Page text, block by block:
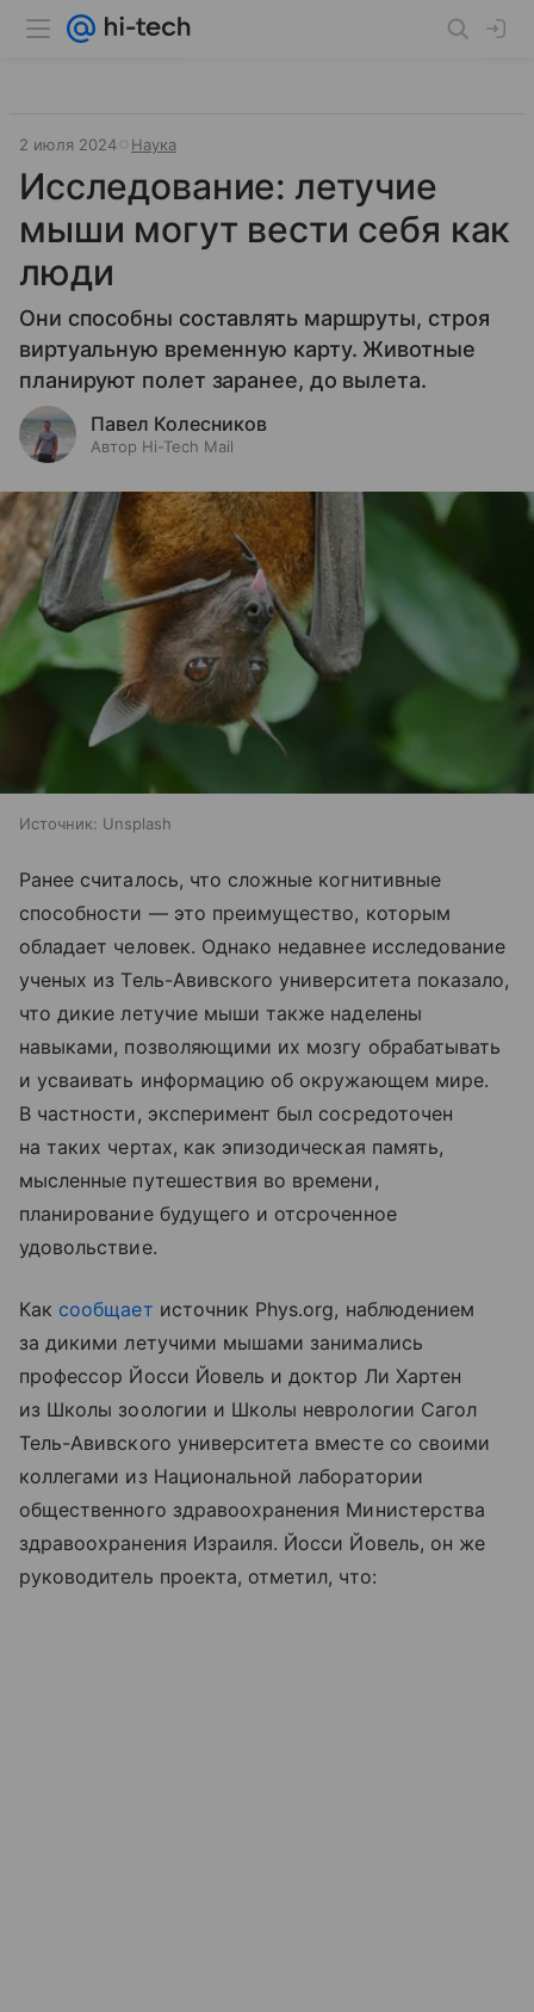
2 июля 2024 Наука
Исследование: летучие
мыши могут вести себя как
люди
Они способны составлять маршруты, строя
виртуальную временную карту. Животные
планируют полет заранее, до вылета.
Павел Колесников
Автор Hi-Tech Mail
Источник: Unsplash
Ранее считалось, что сложные когнитивные
способности — это преимущество, которым
обладает человек. Однако недавнее исследование
ученых из Тель-Авивского университета показало,
что дикие летучие мыши также наделены
навыками, позволяющими их мозгу обрабатывать
и усваивать информацию об окружающем мире.
В частности, эксперимент был сосредоточен
на таких чертах, как эпизодическая память,
мысленные путешествия во времени,
планирование будущего и отсроченное
удовольствие.
Как сообщает источник Phys.org, наблюдением
за дикими летучими мышами занимались
профессор Йосси Йовель и доктор Ли Хартен
из Школы зоологии и Школы неврологии Сагол
Тель-Авивского университета вместе со своими
коллегами из Национальной лаборатории
общественного здравоохранения Министерства
здравоохранения Израиля. Йосси Йовель, он же
руководитель проекта, отметил, что: